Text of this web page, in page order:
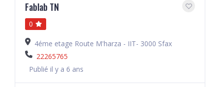
Fablab TN
0
4éme etage Route M'harza - IIT- 3000 Sfax
22265765
Publié il y a 6 ans